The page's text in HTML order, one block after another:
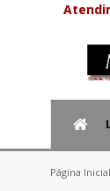
Página Inicial